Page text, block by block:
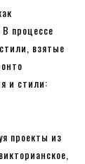
процессе
взятые
и стили:
проекты из